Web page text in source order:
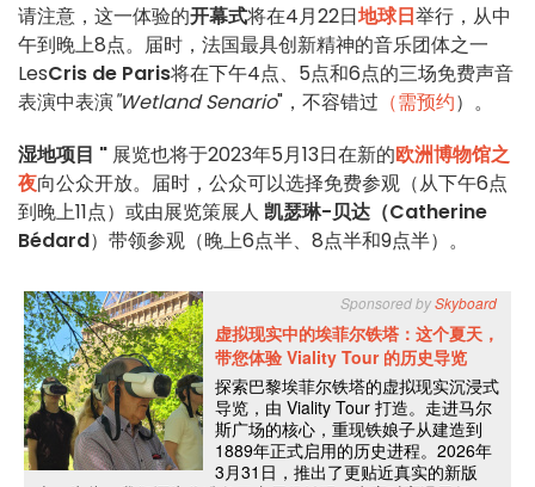
请注意，这一体验的开幕式将在4月22日地球日举行，从中
午到晚上8点。届时，法国最具创新精神的音乐团体之一
LesCris de Paris将在下午4点、5点和6点的三场免费声音
表演中表演"Wetland Senario"，不容错过 （需预约）。
湿地项目 " 展览也将于2023年5月13日在新的欧洲博物馆之
夜向公众开放。届时，公众可以选择免费参观（从下午6点
到晚上11点）或由展览策展人 凯瑟琳-贝达（Catherine
Bédard）带领参观（晚上6点半、8点半和9点半）。